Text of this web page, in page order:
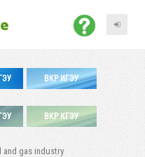
ВКР ИГЭУ
ВКР КГЭУ
and gas industry